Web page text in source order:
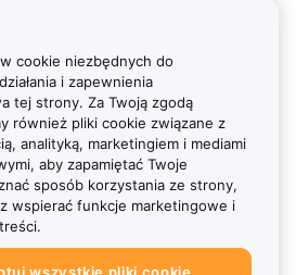
cookie niezbędnych do
i zapewnienia
tej strony. Za Twoją zgodą
również pliki cookie związane z
analityką, marketingiem i mediami
aby zapamiętać Twoje
sposób korzystania ze strony,
wspierać funkcje marketingowe i